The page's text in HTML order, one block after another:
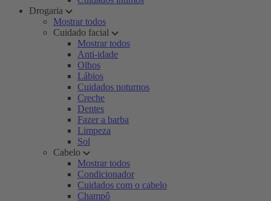
Drogaria
Mostrar todos
Cuidado facial
Mostrar todos
Anti-idade
Olhos
Lábios
Cuidados noturnos
Creche
Dentes
Fazer a barba
Limpeza
Sol
Cabelo
Mostrar todos
Condicionador
Cuidados com o cabelo
Champô